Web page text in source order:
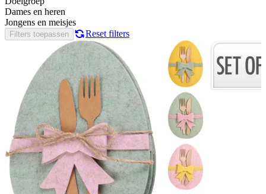
Dames en heren
Jongens en meisjes
Filters toepassen Reset filters